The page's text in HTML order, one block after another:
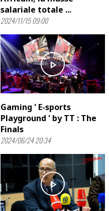
salariale totale ...
2024/11/15 09:00
play_arrow
Gaming ' E-sports
Playground ' by TT : The
Finals
2024/06/24 20:34
play_arrow